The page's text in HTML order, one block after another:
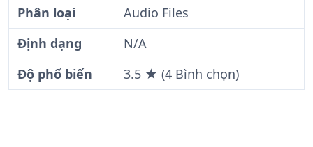
Phân loại
Audio Files
Định dạng
N/A
Độ phổ biến
3.5 ★ (4 Bình chọn)